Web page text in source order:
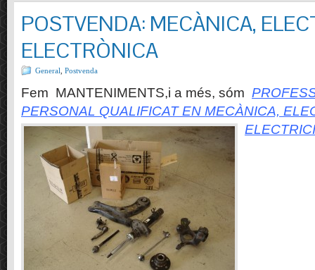
POSTVENDA: MECÀNICA,
ELECTRÒNICA
General Postvenda
Fem MANTENIMENTS,i a més, sóm
PERSONAL QUALIFICAT EN MECÀNICA,